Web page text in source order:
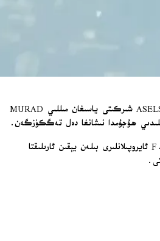
بايقار شىركىتىنىڭ باياناتىغا ئاساسلانغاندا، تۈركىيەنىڭ تۇنجى مىللىي ئۇچقۇچىسىز ئۇرۇش ئايروپىلانى «بايراقتار قىزىلئالما» ھالقىلىق بىر سىناقنى مۇۋەپپەقىيەتلىك تاماملىغان. قىزىلئالما ASELSAN شىركىتى ياسىغان مىللىي MURAD
تەكىرداغنىڭ چورلۇ ناھىيەسىدىكى سىناق مەركىزىدىن ھاۋاغا كۆتۈرۈلگەن قىزىلئالما، 4572 مېتىر ئېگىزلىكتە بىر سائەت 45 مىنۇت ئۇچۇش جەريانىدا، تۈركىيە ھاۋا ئارمىيەسىگە تەۋە F-16 ئايروپىلانلىرى بىلەن يېقىن ئارىلىقتا